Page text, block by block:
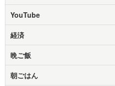
YouTube
経済
晩ご飯
朝ごはん